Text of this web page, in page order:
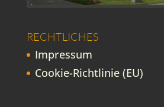
RECHTLICHES
Impressum
Cookie-Richtlinie (EU)